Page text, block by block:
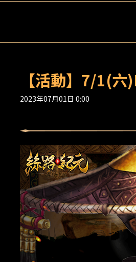
【活動】7/1(
2023年07月01日 0:00